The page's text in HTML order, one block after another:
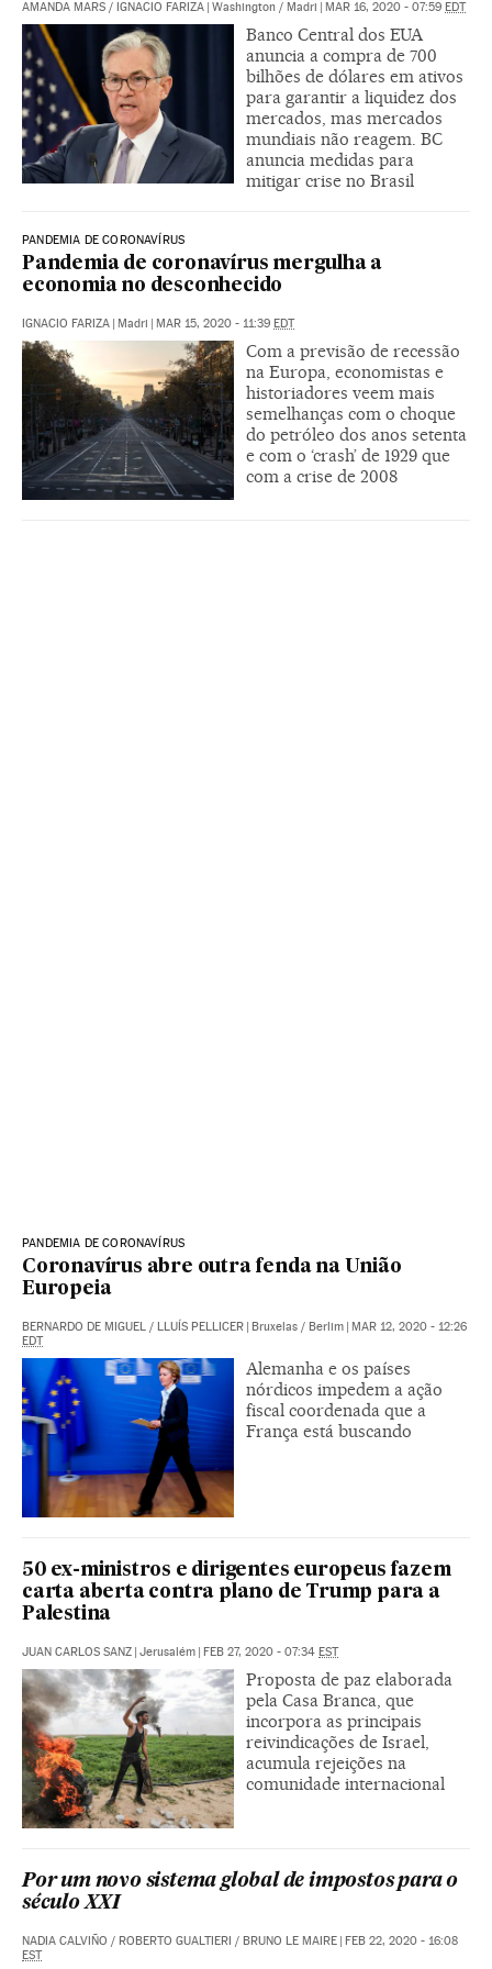
AMANDA MARS / IGNACIO FARIZA | Washington / Madri | MAR 16, 2020 - 07:59 EDT
Banco Central dos EUA
anuncia a compra de 700
bilhões de dólares em ativos
para garantir a liquidez dos
mercados, mas mercados
mundiais não reagem. BC
anuncia medidas para
mitigar crise no Brasil
PANDEMIA DE CORONAVÍRUS
Pandemia de coronavírus mergulha a
economia no desconhecido
IGNACIO FARIZA | Madri | MAR 15, 2020 - 11:39 EDT
Com a previsão de recessão
na Europa, economistas e
historiadores veem mais
semelhanças com o choque
do petróleo dos anos setenta
e com o ‘crash’ de 1929 que
com a crise de 2008
PANDEMIA DE CORONAVÍRUS
Coronavírus abre outra fenda na União
Europeia
BERNARDO DE MIGUEL / LLUÍS PELLICER | Bruxelas / Berlim | MAR 12, 2020 - 12:26
EDT
Alemanha e os países
nórdicos impedem a ação
fiscal coordenada que a
França está buscando
50 ex-ministros e dirigentes europeus fazem
carta aberta contra plano de Trump para a
Palestina
JUAN CARLOS SANZ | Jerusalém | FEB 27, 2020 - 07:34 EST
Proposta de paz elaborada
pela Casa Branca, que
incorpora as principais
reivindicações de Israel,
acumula rejeições na
comunidade internacional
Por um novo sistema global de impostos para o
século XXI
NADIA CALVIÑO / ROBERTO GUALTIERI / BRUNO LE MAIRE | FEB 22, 2020 - 16:08
EST